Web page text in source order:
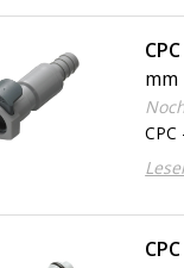
CPC
mm
CPC